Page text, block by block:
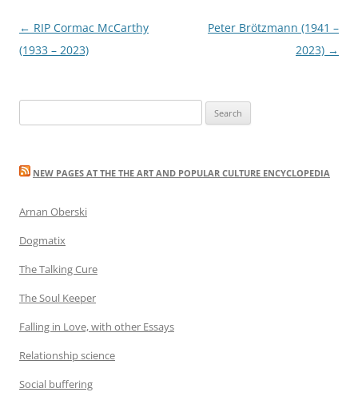
Post
navigation
← RIP Cormac McCarthy
(1933 – 2023)
Peter Brötzmann (1941 –
2023) →
for:
NEW PAGES AT THE THE ART AND POPULAR CULTURE ENCYCLOPEDIA
Arnan Oberski
Dogmatix
The Talking Cure
The Soul Keeper
Falling in Love, with other Essays
Relationship science
Social buffering